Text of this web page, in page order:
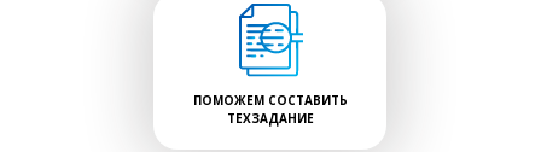
ПОМОЖЕМ СОСТАВИТЬ
ТЕХЗАДАНИЕ